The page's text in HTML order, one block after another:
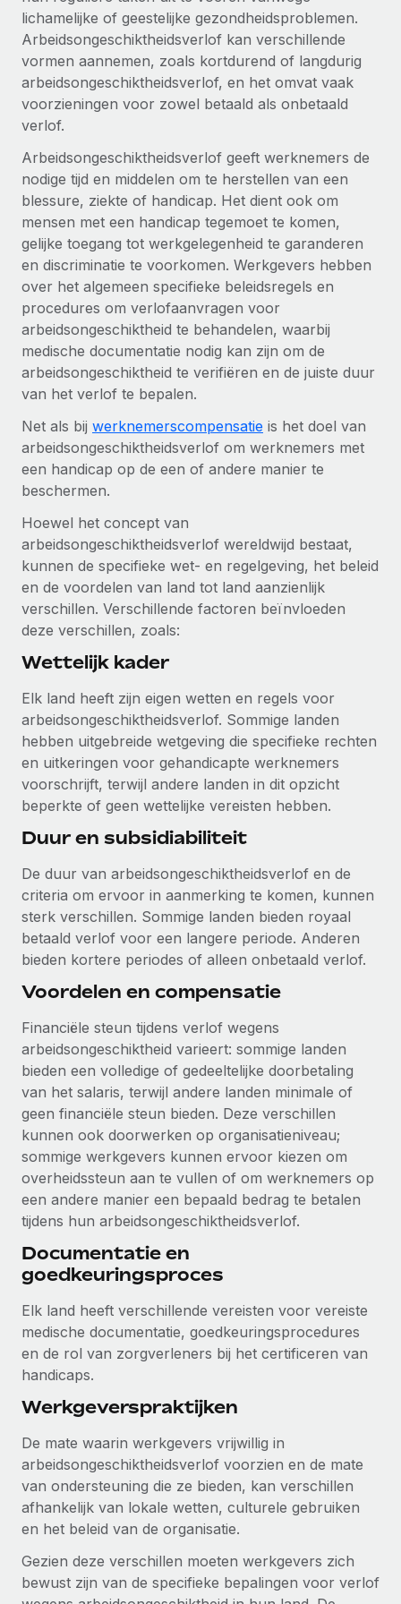
Zzp'ers internationaal onboarden en beheren
PEO
Ingewikkelde HR-taken eenvoudig uitbesteden
INFRASTRUCTUUR
Remote Embedded
HR naadloos in workflows integreren
Platform
Ingebouwde essentiële HR-functies voor je team
Verbinden
Nieuw
AI-tools koppelen aan Remote met onze MCP
Integraties
Processen stroomlijnen met essentiële zakelijke tools
Vraag een expert
Krijg hulp van global HR- en juridische experts
Vereenvoudig het screeningsproces van
kandidaten
Compliance Watchtower
Blijf compliance-risico's voor
Lever en track wereldwijd IT-middelen
Entiteiten oprichten
Stel snel compliant entiteiten op
Mobiliteit en overplaatsing
Plaats werknemers moeiteloos over
Secundaire arbeidsvoorwaarden
Eenvoudig secundaire arbeidsvoorwaarden
beheren
GROEIFASE
Start-ups
Flexibele global HR en payroll solutions voor groeiende
Mid-market
Teams uitbreiden met HR solutions op maat
Enterprise
Global HR voor grote bedrijven
WERK MET ONS SAMEN
Strategische technologiepartners
Integreer global HR flexibel in je platform
Een partner worden
Ontdek hoe je met ons kunt samenwerken
Remote Build Binnenkort beschikbaar
Integraties en advies over AI-automatiseringen
CASESTUDY'S
Betalingscalculator voor zzp'ers
Ontdek valuta-opties en betaalsnelheden voor
internationale zzp'ers
LEREN MET REMOTE
Casestudy's
HR-woordenlijst
Checklists en templates
Bibliotheek met functiebeschrijvingen
Webinars
Evenementen
Newsroom
Inzicht in salaris en talent
Inzichtencentrum
Alle bronnen bekijken
BLOG
Global Payroll
EOR en PEO
Contractor Management
Belastingen
Naar de blog
BLOG
Productupdates van Remote: Gusto- en Xero-
integraties en Contractor Management Plus
Het blijft de missie van Remote om alle soorten bedrijven
te helpen bij het aannemen, beheren en...
Meer informatie
Hoe Phiture 55 werknemers in 19 landen
beheert met Remote
Phiture, een toonaangevende leider in de wereldwijde
mobiele groeiadviessector, zet zich sinds 2016...
Meer informatie
Nederlands
Français
Deutsch
Español
Italiano
Português (Portugal)
日本語
한국어
中文（简体）
Inloggen
lichamelijke of geestelijke gezondheidsproblemen.
Arbeidsongeschiktheidsverlof kan verschillende
vormen aannemen, zoals kortdurend of langdurig
arbeidsongeschiktheidsverlof, en het omvat vaak
voorzieningen voor zowel betaald als onbetaald
verlof.
Arbeidsongeschiktheidsverlof geeft werknemers de
nodige tijd en middelen om te herstellen van een
blessure, ziekte of handicap. Het dient ook om
mensen met een handicap tegemoet te komen,
gelijke toegang tot werkgelegenheid te garanderen
en discriminatie te voorkomen. Werkgevers hebben
over het algemeen specifieke beleidsregels en
procedures om verlofaanvragen voor
arbeidsongeschiktheid te behandelen, waarbij
medische documentatie nodig kan zijn om de
arbeidsongeschiktheid te verifiëren en de juiste duur
van het verlof te bepalen.
Net als bij werknemerscompensatie is het doel van
arbeidsongeschiktheidsverlof om werknemers met
een handicap op de een of andere manier te
beschermen.
Hoewel het concept van
arbeidsongeschiktheidsverlof wereldwijd bestaat,
kunnen de specifieke wet- en regelgeving, het beleid
en de voordelen van land tot land aanzienlijk
verschillen. Verschillende factoren beïnvloeden
deze verschillen, zoals:
Wettelijk kader
Elk land heeft zijn eigen wetten en regels voor
arbeidsongeschiktheidsverlof. Sommige landen
hebben uitgebreide wetgeving die specifieke rechten
en uitkeringen voor gehandicapte werknemers
voorschrijft, terwijl andere landen in dit opzicht
beperkte of geen wettelijke vereisten hebben.
Duur en subsidiabiliteit
De duur van arbeidsongeschiktheidsverlof en de
criteria om ervoor in aanmerking te komen, kunnen
sterk verschillen. Sommige landen bieden royaal
betaald verlof voor een langere periode. Anderen
bieden kortere periodes of alleen onbetaald verlof.
Voordelen en compensatie
Financiële steun tijdens verlof wegens
arbeidsongeschiktheid varieert: sommige landen
bieden een volledige of gedeeltelijke doorbetaling
van het salaris, terwijl andere landen minimale of
geen financiële steun bieden. Deze verschillen
kunnen ook doorwerken op organisatieniveau;
sommige werkgevers kunnen ervoor kiezen om
overheidssteun aan te vullen of om werknemers op
een andere manier een bepaald bedrag te betalen
tijdens hun arbeidsongeschiktheidsverlof.
Documentatie en
goedkeuringsproces
Elk land heeft verschillende vereisten voor vereiste
medische documentatie, goedkeuringsprocedures
en de rol van zorgverleners bij het certificeren van
handicaps.
Werkgeverspraktijken
De mate waarin werkgevers vrijwillig in
arbeidsongeschiktheidsverlof voorzien en de mate
van ondersteuning die ze bieden, kan verschillen
afhankelijk van lokale wetten, culturele gebruiken
en het beleid van de organisatie.
Gezien deze verschillen moeten werkgevers zich
bewust zijn van de specifieke bepalingen voor verlof